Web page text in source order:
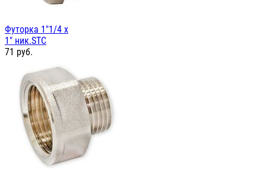
Футорка 1"1/4 х
1" ник.STC
71 руб.